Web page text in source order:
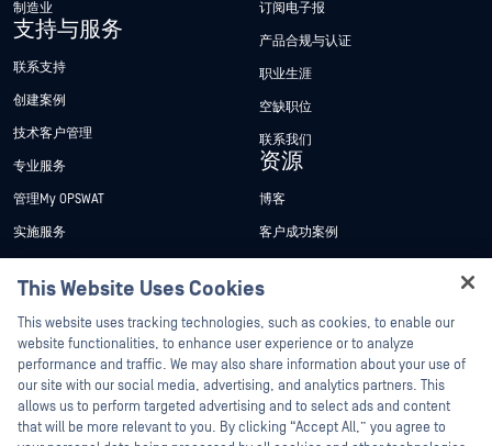
制造业
支持与服务
联系支持
创建案例
技术客户管理
专业服务
管理My OPSWAT
实施服务
技术文档
培训
漏洞计划
合作伙伴
认证
订阅电子报
产品合规与认证
职业生涯
空缺职位
联系我们
资源
博客
客户成功案例
新闻报道
活动
网络研讨会
产品型录
白皮书
This Website Uses Cookies
This website uses tracking technologies, such as cookies, to enable our
website functionalities, to enhance user experience or to analyze
performance and traffic. We may also share information about your use of
our site with our social media, advertising, and analytics partners. This
allows us to perform targeted advertising and to select ads and content
that will be more relevant to you. By clicking “Accept All,” you agree to
Hey there!
I'm Ozzy, your OPSWAT virtual assistant.
How can I help you secure what's critical
today?